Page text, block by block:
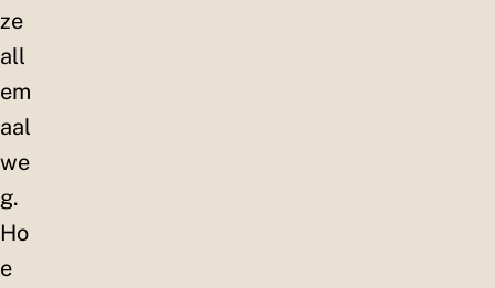
ze
all
em
aal
we
g.
Ho
e